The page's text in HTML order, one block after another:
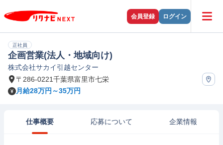
会員登録 ログイン
正社員
企画営業(法人・地域向け)
株式会社サカイ引越センター
〒286-0221千葉県富里市七栄
月給28万円～35万円
仕事概要 応募について 企業情報